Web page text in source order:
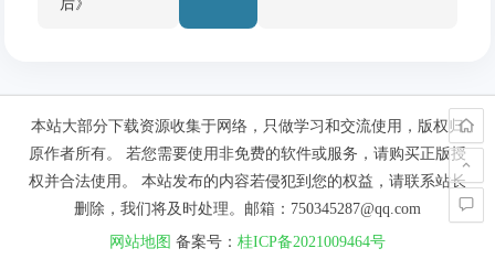
后》
本站大部分下载资源收集于网络，只做学习和交流使用，版权归
原作者所有。 若您需要使用非免费的软件或服务，请购买正版授
权并合法使用。 本站发布的内容若侵犯到您的权益，请联系站长
删除，我们将及时处理。邮箱：750345287@qq.com
网站地图 备案号： 桂ICP备2021009464号